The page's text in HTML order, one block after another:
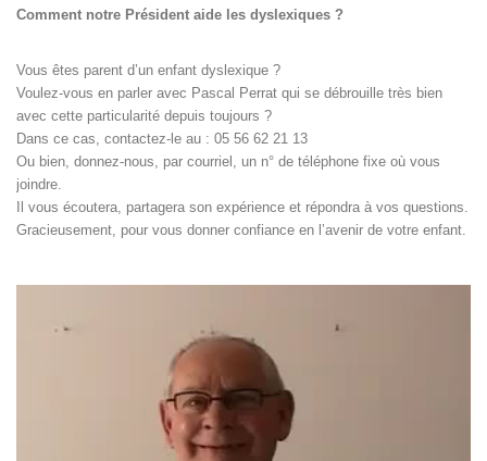
Comment notre Président aide les dyslexiques ?
Vous êtes parent d’un enfant dyslexique ?
Voulez-vous en parler avec Pascal Perrat qui se débrouille très bien
avec cette particularité depuis toujours ?
Dans ce cas, contactez-le au : 05 56 62 21 13
Ou bien, donnez-nous, par courriel, un n° de téléphone fixe où vous
joindre.
Il vous écoutera, partagera son expérience et répondra à vos questions.
Gracieusement, pour vous donner confiance en l’avenir de votre enfant.